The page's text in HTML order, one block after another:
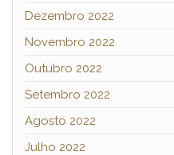
Dezembro 2022
Novembro 2022
Outubro 2022
Setembro 2022
Agosto 2022
Julho 2022